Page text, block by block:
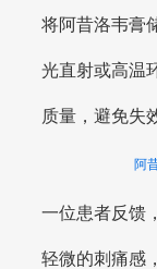
将阿昔洛韦膏
光直射或高温
质量，避免失
阿
一位患者反馈
轻微的刺痛感